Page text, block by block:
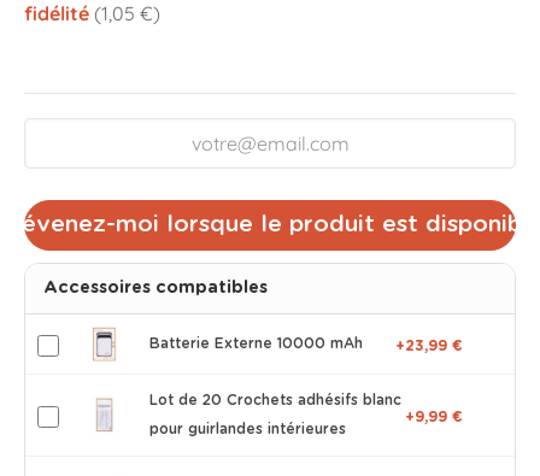
fidélité (1,05 €)
moi lorsque le produit est
Accessoires compatibles
Batterie Externe 10000 mAh +23,99 €
Lot de 20 Crochets adhésifs blanc
pour guirlandes intérieures
+9,99 €